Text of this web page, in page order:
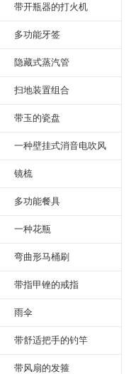
带开瓶器的打火机
多功能牙签
隐藏式蒸汽管
扫地装置组合
带玉的瓷盘
一种壁挂式消音电吹风
镜梳
多功能餐具
一种花瓶
弯曲形马桶刷
带指甲锉的戒指
雨伞
带舒适把手的钓竿
带风扇的发箍